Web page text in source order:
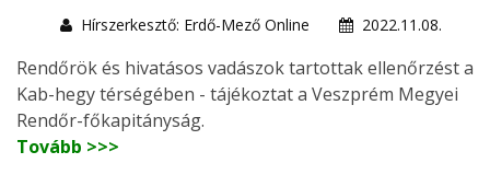
Hírszerkesztő: Erdő-Mező Online
2022.11.08.
Rendőrök és hivatásos vadászok tartottak ellenőrzést a
Kab-hegy térségében - tájékoztat a Veszprém Megyei
Rendőr-főkapitányság.
Tovább >>>